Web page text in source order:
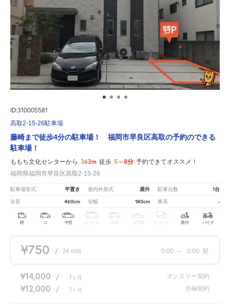
ID:310005581
高取2-15-26駐車場
藤崎まで徒歩4分の駐車場！ 福岡市早良区高取の予約のできる
駐車場！
ももち文化センターから 362m 徒歩 5～8分 予約できてオススメ！
福岡県福岡市早良区高取2-15-26
駐車場形式 平置き 屋内外形式 屋外 駐車台数 1台
全長 460cm 全幅 180cm 車高 -
軽 コ 中型 ボックス SUV 大型車 トラック 原付 バイク
¥750 / 24 時間 0:00 ～ 0:00 契
¥14,000 / 1 ヶ月 マンスリー契約
¥12,000 / 1 ヶ月 月極契約